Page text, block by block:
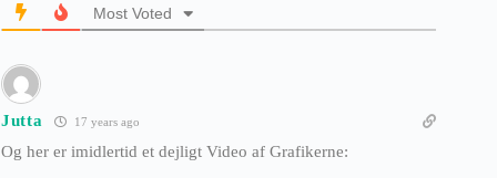
Most Voted
Jutta 17 years ago
Og her er imidlertid et dejligt Video af Grafikerne: